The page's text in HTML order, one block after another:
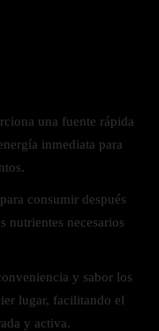
una fuente rápida
inmediata para
consumir después
nutrientes necesarios
y sabor los
lugar, facilitando el
y activa.